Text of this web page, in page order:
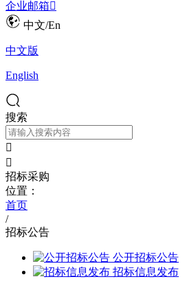
企业邮箱
中文/En
中文版
English
搜索


招标采购
位置：
首页
/
招标公告
公开招标公告
招标信息发布